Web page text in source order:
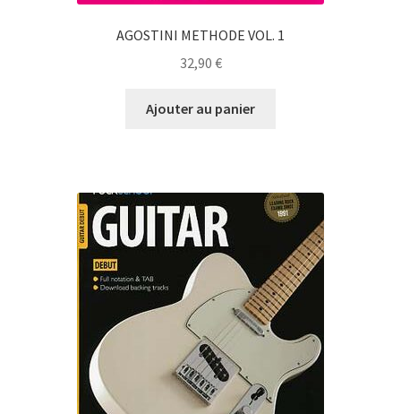
AGOSTINI METHODE VOL. 1
32,90 €
Ajouter au panier